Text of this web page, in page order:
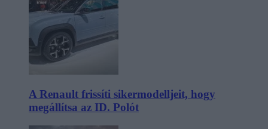
A Renault frissíti sikermodelljeit, hogy
megállítsa az ID. Polót